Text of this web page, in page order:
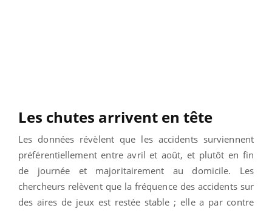
Les chutes arrivent en tête
Les données révèlent que les accidents surviennent
préférentiellement entre avril et août, et plutôt en fin
de journée et majoritairement au domicile. Les
chercheurs relèvent que la fréquence des accidents sur
des aires de jeux est restée stable ; elle a par contre